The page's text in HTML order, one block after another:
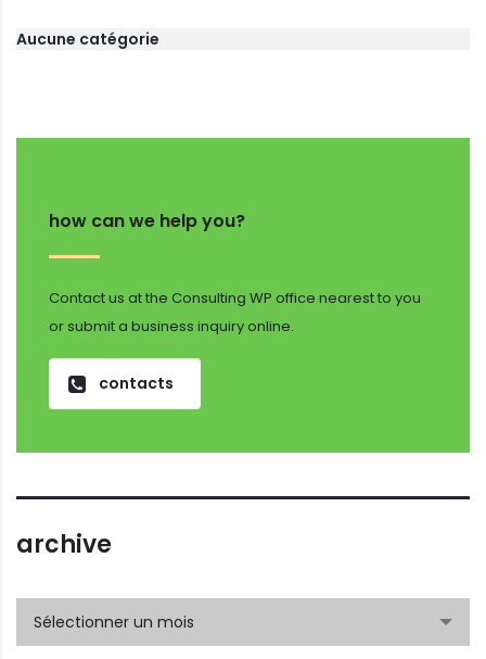
Aucune catégorie
how can we help you?
Contact us at the Consulting WP office nearest to you
or submit a business inquiry online.
contacts
archive
Sélectionner un mois